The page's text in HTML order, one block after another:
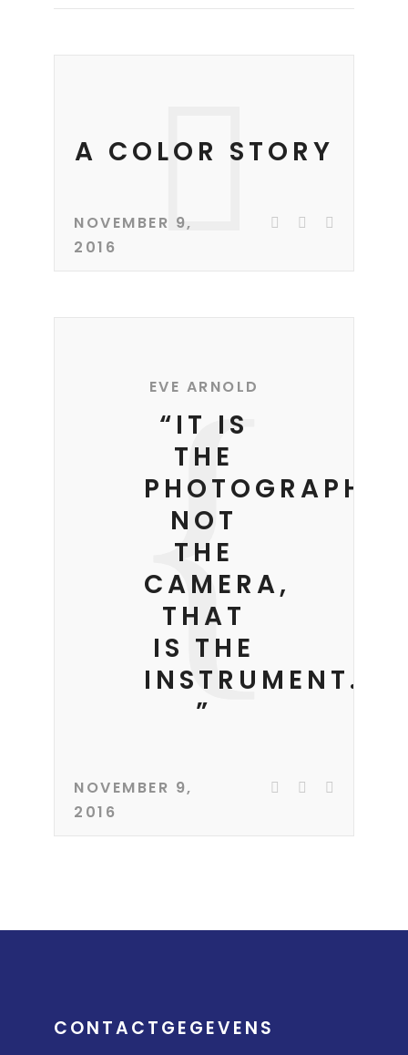
A COLOR STORY
NOVEMBER 9,
2016
EVE ARNOLD
“IT IS
THE
NOT
THE
CAMERA,
THAT
IS THE
INSTRUMENT.
”
NOVEMBER 9,
2016
CONTACTGEGEVENS